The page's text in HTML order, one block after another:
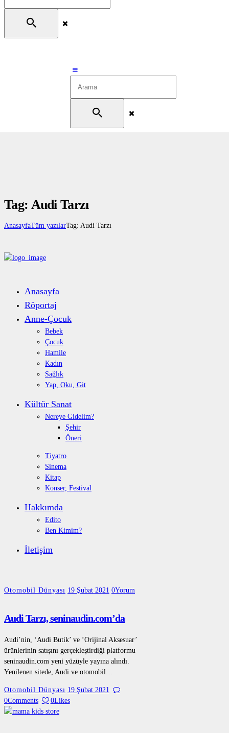
Tag: Audi Tarzı
AnasayfaTüm yazılarTag: Audi Tarzı
Anasayfa
Röportaj
Anne-Çocuk
Bebek
Çocuk
Hamile
Kadın
Sağlık
Yap, Oku, Git
Kültür Sanat
Nereye Gidelim?
Şehir
Öneri
Tiyatro
Sinema
Kitap
Konser, Festival
Hakkımda
Edito
Ben Kimim?
İletişim
Otomobil Dünyası 19 Şubat 2021 0Yorum
Audi Tarzı, seninaudin.com’da
Audi’nin, ‘Audi Butik’ ve ‘Orijinal Aksesuar’
ürünlerinin satışını gerçekleştirdiği platformu
seninaudin.com yeni yüzüyle yayına alındı.
Yenilenen sitede, Audi ve otomobil…
Otomobil Dünyası 19 Şubat 2021
0Comments 0Likes